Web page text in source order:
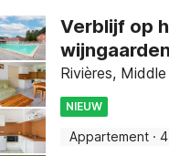
Verblijf op
Rivières,
NIEUW
Appartement ·